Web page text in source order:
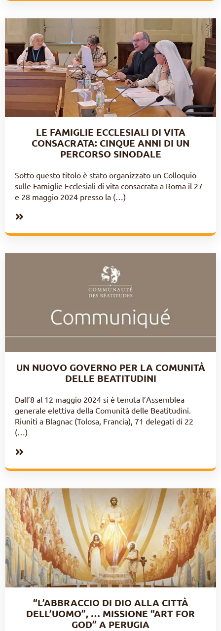
LE FAMIGLIE ECCLESIALI DI VITA
CONSACRATA: CINQUE ANNI DI UN
PERCORSO SINODALE
Sotto questo titolo è stato organizzato un Colloquio
sulle Famiglie Ecclesiali di vita consacrata a Roma il 27
e 28 maggio 2024 presso la (…)
UN NUOVO GOVERNO PER LA COMUNITÀ
DELLE BEATITUDINI
Dall’8 al 12 maggio 2024 si è tenuta l’Assemblea
generale elettiva della Comunità delle Beatitudini.
Riuniti a Blagnac (Tolosa, Francia), 71 delegati di 22
(…)
“L’ABBRACCIO DI DIO ALLA CITTÀ
DELL’UOMO”, … MISSIONE “ART FOR
GOD” A PERUGIA